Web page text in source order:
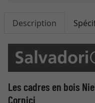
Description
Les cadres en bois
Cornici